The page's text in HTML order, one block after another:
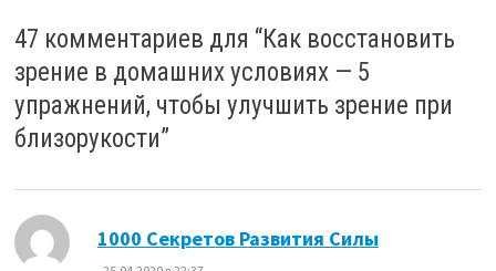
47 комментариев для “Как восстановить
зрение в домашних условиях — 5
упражнений, чтобы улучшить зрение при
близорукости”
1000 Секретов Развития Силы